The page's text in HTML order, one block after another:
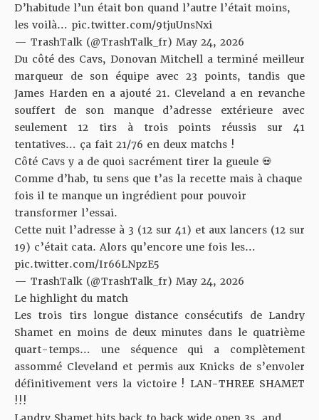
D’habitude l’un était bon quand l’autre l’était moins,
les voilà… pic.twitter.com/9tjuUnsNxi
— TrashTalk (@TrashTalk_fr) May 24, 2026
Du côté des Cavs, Donovan Mitchell a terminé meilleur
marqueur de son équipe avec 23 points, tandis que
James Harden en a ajouté 21. Cleveland a en revanche
souffert de son manque d’adresse extérieure avec
seulement 12 tirs à trois points réussis sur 41
tentatives… ça fait 21/76 en deux matchs !
Côté Cavs y a de quoi sacrément tirer la gueule 💀
Comme d’hab, tu sens que t’as la recette mais à chaque
fois il te manque un ingrédient pour pouvoir
transformer l’essai.
Cette nuit l’adresse à 3 (12 sur 41) et aux lancers (12 sur
19) c’était cata. Alors qu’encore une fois les…
pic.twitter.com/Ir66LNpzE5
— TrashTalk (@TrashTalk_fr) May 24, 2026
Le highlight du match
Les trois tirs longue distance consécutifs de Landry
Shamet en moins de deux minutes dans le quatrième
quart-temps… une séquence qui a complètement
assommé Cleveland et permis aux Knicks de s’envoler
définitivement vers la victoire ! LAN-THREE SHAMET
!!!